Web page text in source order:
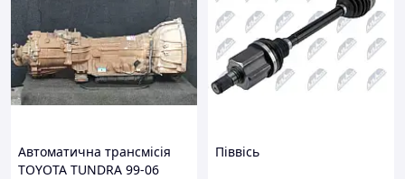
Автоматична трансмісія
TOYOTA TUNDRA 99-06
Піввісь